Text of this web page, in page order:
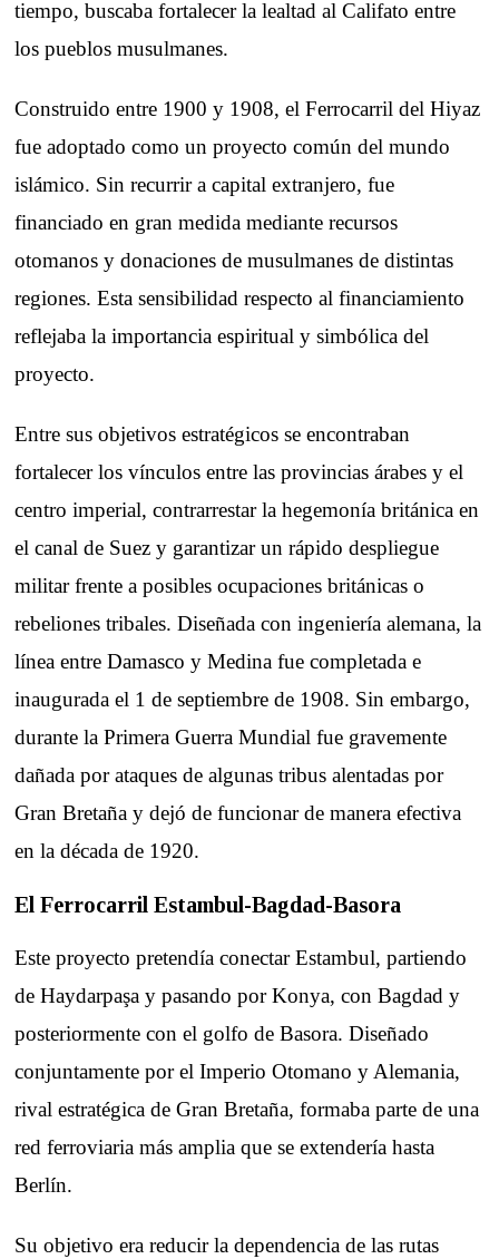
tiempo, buscaba fortalecer la lealtad al Califato entre
los pueblos musulmanes.
Construido entre 1900 y 1908, el Ferrocarril del Hiyaz
fue adoptado como un proyecto común del mundo
islámico. Sin recurrir a capital extranjero, fue
financiado en gran medida mediante recursos
otomanos y donaciones de musulmanes de distintas
regiones. Esta sensibilidad respecto al financiamiento
reflejaba la importancia espiritual y simbólica del
proyecto.
Entre sus objetivos estratégicos se encontraban
fortalecer los vínculos entre las provincias árabes y el
centro imperial, contrarrestar la hegemonía británica en
el canal de Suez y garantizar un rápido despliegue
militar frente a posibles ocupaciones británicas o
rebeliones tribales. Diseñada con ingeniería alemana, la
línea entre Damasco y Medina fue completada e
inaugurada el 1 de septiembre de 1908. Sin embargo,
durante la Primera Guerra Mundial fue gravemente
dañada por ataques de algunas tribus alentadas por
Gran Bretaña y dejó de funcionar de manera efectiva
en la década de 1920.
El Ferrocarril Estambul-Bagdad-Basora
Este proyecto pretendía conectar Estambul, partiendo
de Haydarpaşa y pasando por Konya, con Bagdad y
posteriormente con el golfo de Basora. Diseñado
conjuntamente por el Imperio Otomano y Alemania,
rival estratégica de Gran Bretaña, formaba parte de una
red ferroviaria más amplia que se extendería hasta
Berlín.
Su objetivo era reducir la dependencia de las rutas